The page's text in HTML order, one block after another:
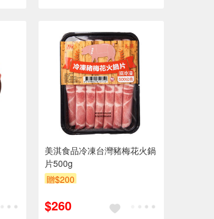
美淇食品冷凍台灣豬梅花火鍋
片500g
贈$200
$260